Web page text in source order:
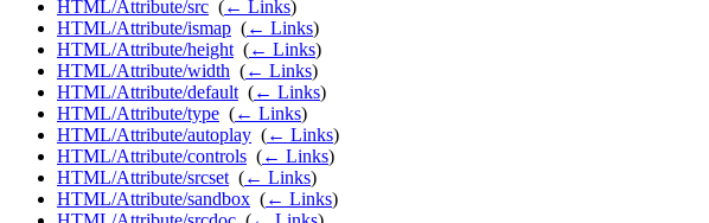
HTML/Attribute/src (← Links)
HTML/Attribute/ismap (← Links)
HTML/Attribute/height (← Links)
HTML/Attribute/width (← Links)
HTML/Attribute/default (← Links)
HTML/Attribute/type (← Links)
HTML/Attribute/autoplay (← Links)
HTML/Attribute/controls (← Links)
HTML/Attribute/srcset (← Links)
HTML/Attribute/sandbox (← Links)